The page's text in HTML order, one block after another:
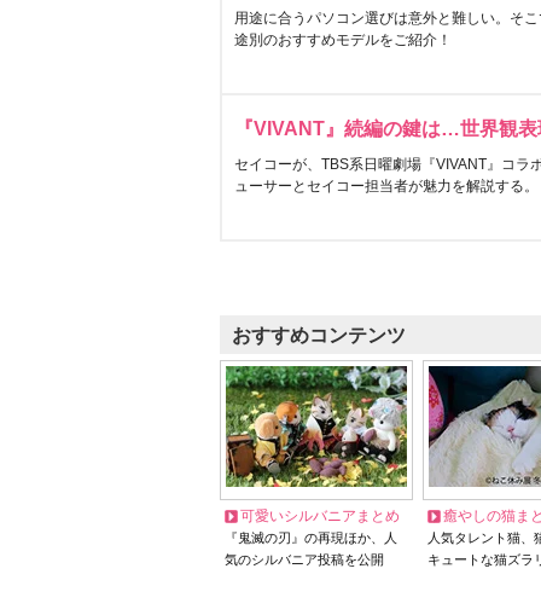
用途に合うパソコン選びは意外と難しい。そ
途別のおすすめモデルをご紹介！
『VIVANT』続編の鍵は…世界観
セイコーが、TBS系日曜劇場『VIVANT』コラ
ューサーとセイコー担当者が魅力を解説する。
おすすめコンテンツ
可愛いシルバニアまとめ
『鬼滅の刃』の再現ほか、人
気のシルバニア投稿を公開
癒やしの猫ま
人気タレント猫
キュートな猫ズラ